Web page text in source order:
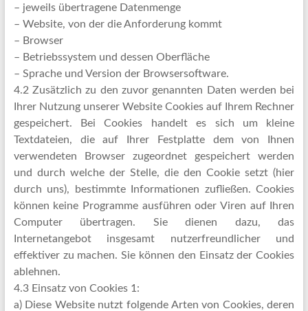
– jeweils übertragene Datenmenge
– Website, von der die Anforderung kommt
– Browser
– Betriebssystem und dessen Oberfläche
– Sprache und Version der Browsersoftware.
4.2 Zusätzlich zu den zuvor genannten Daten werden bei
Ihrer Nutzung unserer Website Cookies auf Ihrem Rechner
gespeichert. Bei Cookies handelt es sich um kleine
Textdateien, die auf Ihrer Festplatte dem von Ihnen
verwendeten Browser zugeordnet gespeichert werden
und durch welche der Stelle, die den Cookie setzt (hier
durch uns), bestimmte Informationen zufließen. Cookies
können keine Programme ausführen oder Viren auf Ihren
Computer übertragen. Sie dienen dazu, das
Internetangebot insgesamt nutzerfreundlicher und
effektiver zu machen. Sie können den Einsatz der Cookies
ablehnen.
4.3 Einsatz von Cookies 1:
a) Diese Website nutzt folgende Arten von Cookies, deren